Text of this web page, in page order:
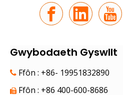
Gwybodaeth Gyswllt
 Ffôn : +86- 19951832890
 Ffôn : +86 400-600-8686